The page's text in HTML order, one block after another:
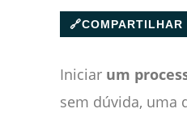
🔗COMPARTILHAR
Iniciar um
sem dúvida, uma